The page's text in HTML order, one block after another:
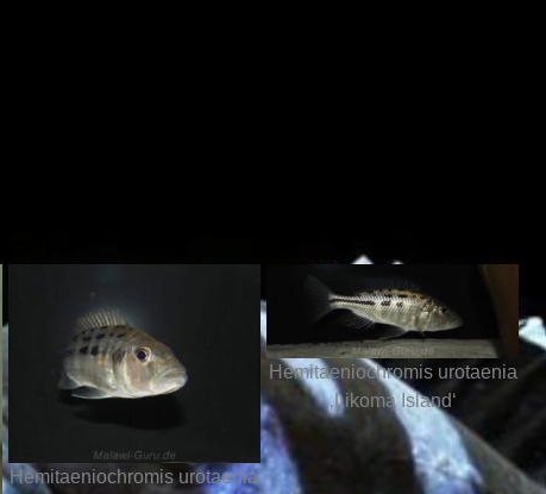
Hemitaeniochromis urotaenia
Hemitaeniochromis urotaenia
‚Likoma Island‘